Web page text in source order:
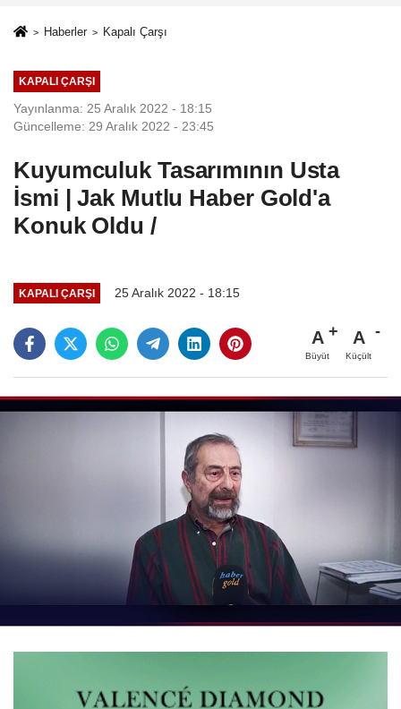
Haberler Kapalı Çarşı
KAPALI ÇARŞI
Yayınlanma: 25 Aralık 2022 - 18:15
Güncelleme: 29 Aralık 2022 - 23:45
Kuyumculuk Tasarımının Usta
İsmi | Jak Mutlu Haber Gold'a
Konuk Oldu /
KAPALI ÇARŞI 25 Aralık 2022 - 18:15
A
Büyüt
A
Küçült